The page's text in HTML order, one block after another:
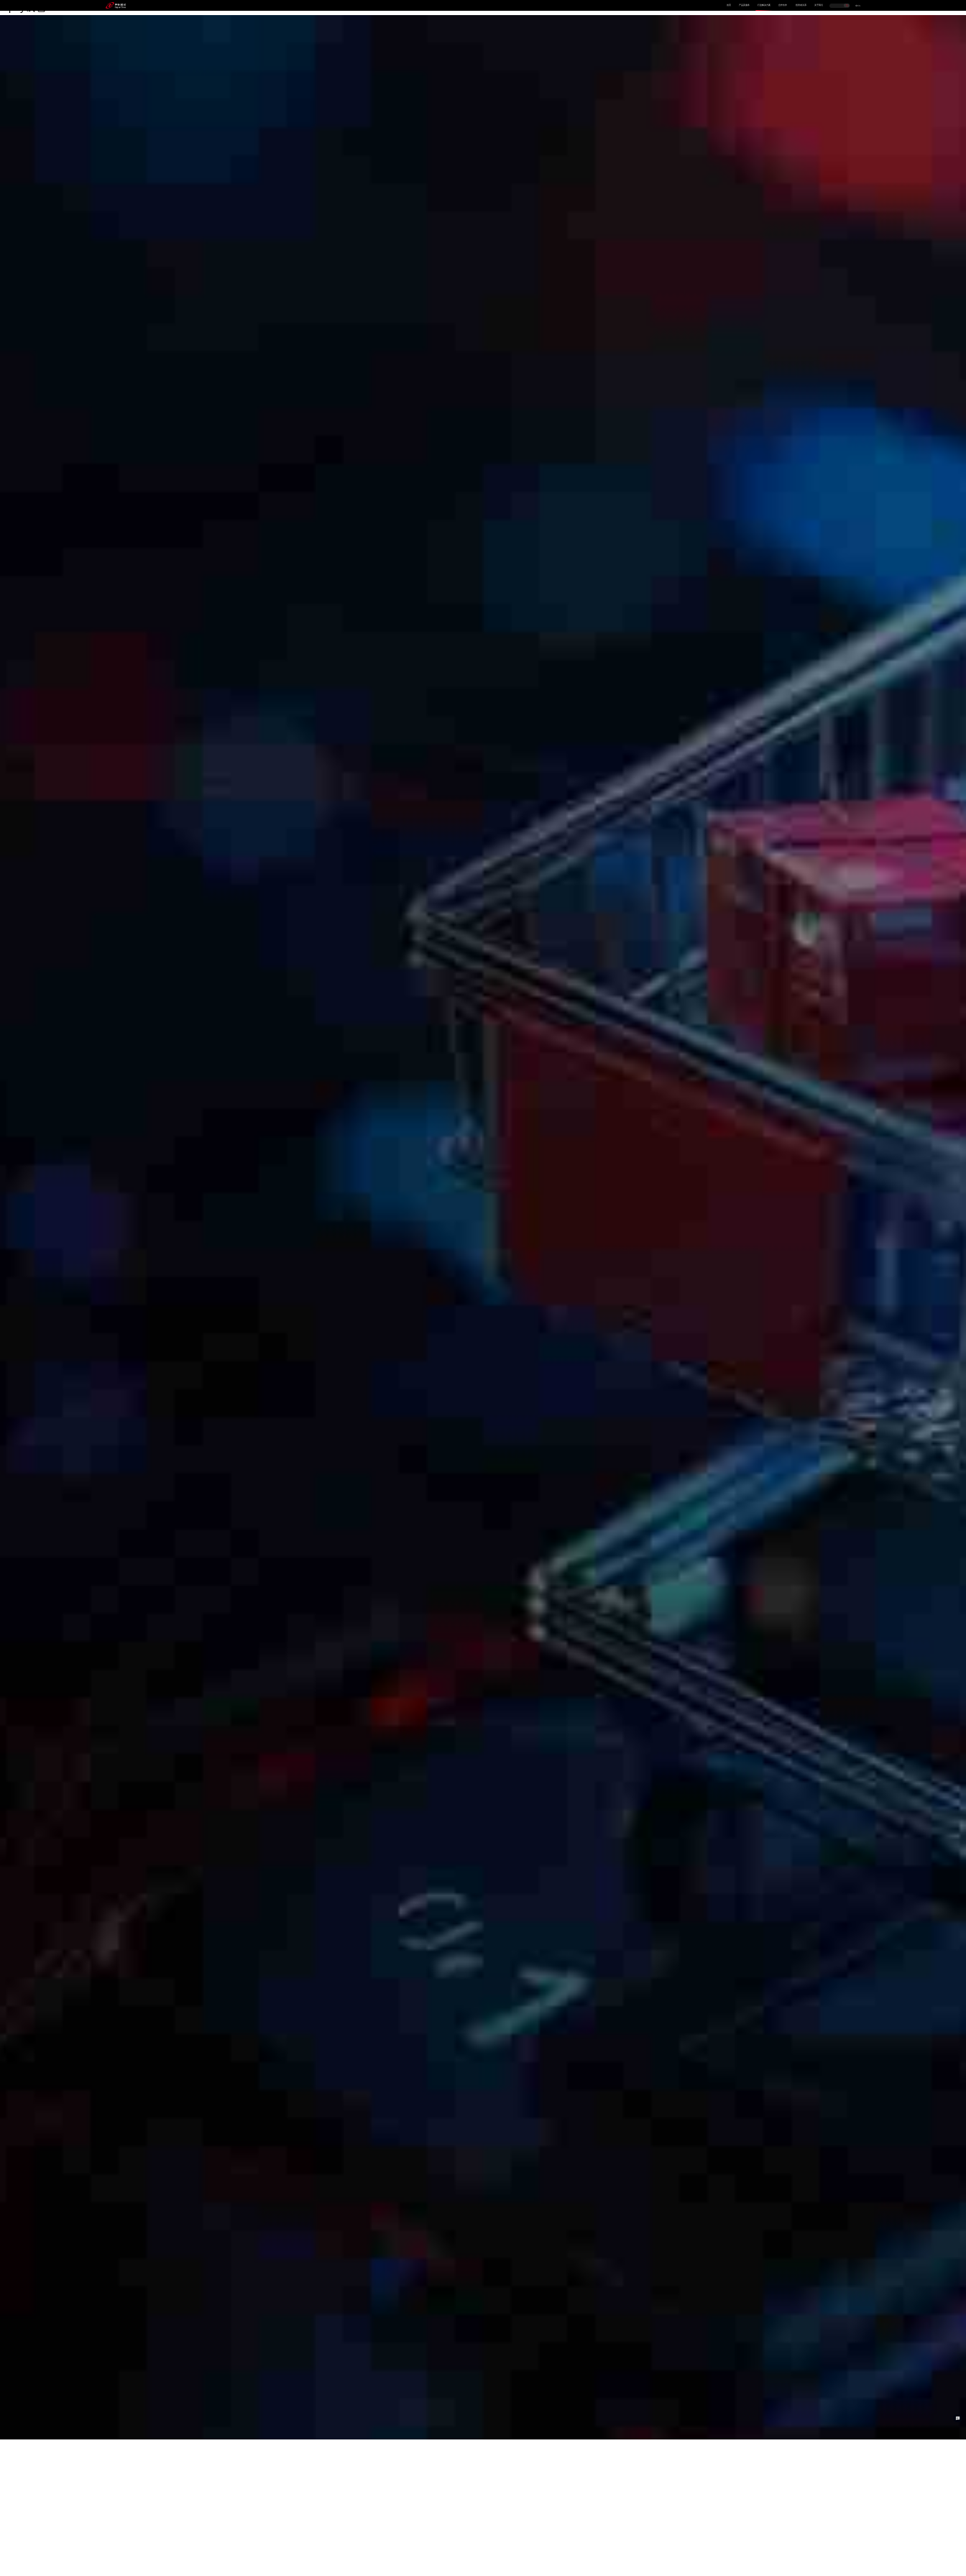
首页 产品及服务 行业解决方案 合作伙伴 投资者关系 关于我们 中EN